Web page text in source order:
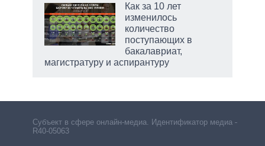
Как за 10 лет
изменилось
количество
поступающих в
бакалавриат,
магистратуру и аспирантуру
Субъект в сфере онлайн-медиа. Идентификатор медиа –
R40-05063